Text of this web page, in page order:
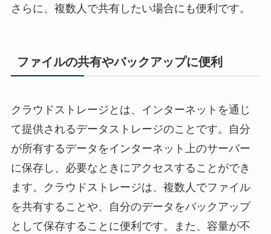
さらに、複数人で共有したい場合にも便利です。
ファイルの共有やバックアップに便利
クラウドストレージとは、インターネットを通じ
て提供されるデータストレージのことです。自分
が所有するデータをインターネット上のサーバー
に保存し、必要なときにアクセスすることができ
ます。クラウドストレージは、複数人でファイル
を共有することや、自分のデータをバックアップ
として保存することに便利です。また、容量が不